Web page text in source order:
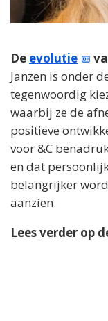
De evolutie
Janzen is onder
tegenwoordig
waarbij ze de
positieve
voor &C
en dat
belangrijker
aanzien.
Lees verder op